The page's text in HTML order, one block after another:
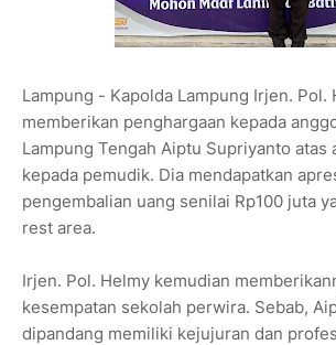
Lampung - Kapolda Lampung Irjen. Pol.
memberikan penghargaan kepada
Lampung Tengah Aiptu Supriyanto atas
kepada pemudik. Dia mendapatkan
pengembalian uang senilai Rp100 juta
rest area.
Irjen. Pol. Helmy kemudian
kesempatan sekolah perwira. Sebab,
dipandang memiliki kejujuran dan